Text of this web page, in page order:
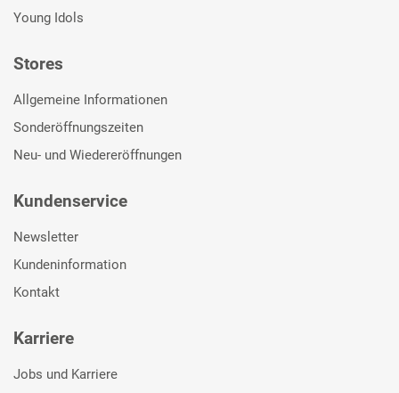
Young Idols
Stores
Allgemeine Informationen
Sonderöffnungszeiten
Neu- und Wiedereröffnungen
Kundenservice
Newsletter
Kundeninformation
Kontakt
Karriere
Jobs und Karriere